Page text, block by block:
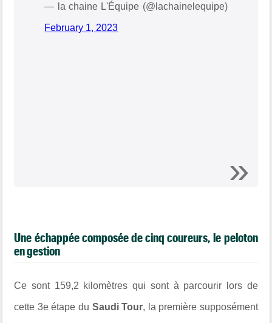
— la chaine L'Équipe (@lachainelequipe)
February 1, 2023
Une échappée composée de cinq coureurs, le peloton
en gestion
Ce sont 159,2 kilomètres qui sont à parcourir lors de
cette 3e étape du Saudi Tour, la première supposément